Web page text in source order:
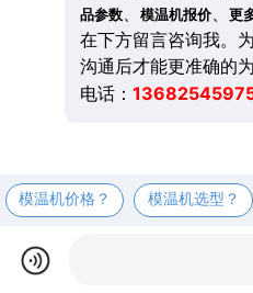
品参数、 模温机报价、 更
在下方留言咨询我。
沟通后才能更准确的
电话：
模温机价格？ 模温机选型？